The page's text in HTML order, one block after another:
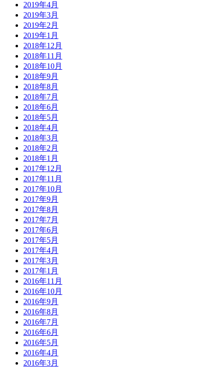
2019年4月
2019年3月
2019年2月
2019年1月
2018年12月
2018年11月
2018年10月
2018年9月
2018年8月
2018年7月
2018年6月
2018年5月
2018年4月
2018年3月
2018年2月
2018年1月
2017年12月
2017年11月
2017年10月
2017年9月
2017年8月
2017年7月
2017年6月
2017年5月
2017年4月
2017年3月
2017年1月
2016年11月
2016年10月
2016年9月
2016年8月
2016年7月
2016年6月
2016年5月
2016年4月
2016年3月